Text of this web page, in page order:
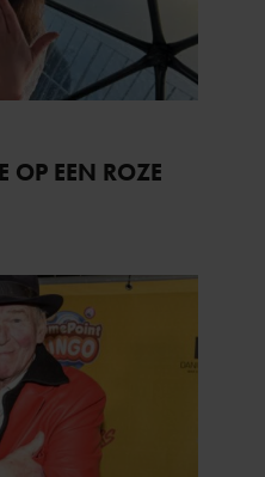
OP EEN ROZE